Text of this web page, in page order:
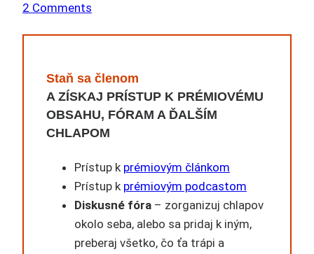
2 Comments
Staň sa členom
A ZÍSKAJ PRÍSTUP K PRÉMIOVÉMU
OBSAHU, FÓRAM A ĎALŠÍM
CHLAPOM
Prístup k prémiovým článkom
Prístup k prémiovým podcastom
Diskusné fóra – zorganizuj chlapov
okolo seba, alebo sa pridaj k iným,
preberaj všetko, čo ťa trápi a